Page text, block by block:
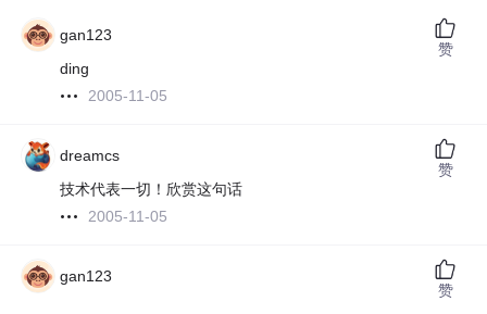
gan123
ding
2005-11-05
赞
dreamcs
技术代表一切！欣赏这句话
2005-11-05
赞
gan123
赞